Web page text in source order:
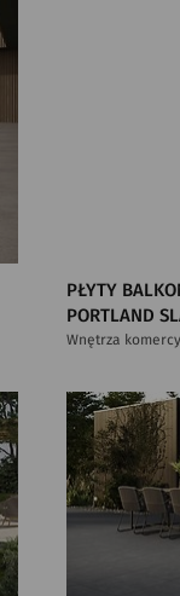
PŁYTY
PORTLAND
Wnętrza